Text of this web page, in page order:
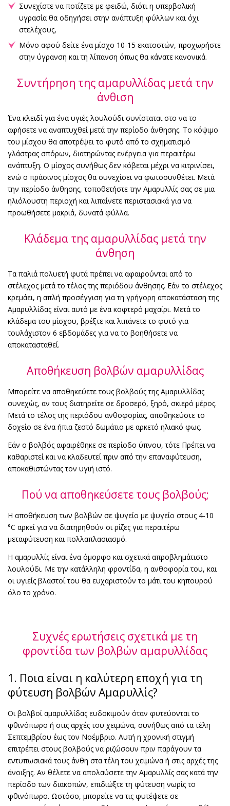
Συνεχίστε να ποτίζετε με φειδώ, διότι η υπερβολική
υγρασία θα οδηγήσει στην ανάπτυξη φύλλων και όχι
στελέχους,
Μόνο αφού δείτε ένα μίσχο 10-15 εκατοστών, προχωρήστε
στην ύγρανση και τη λίπανση όπως θα κάνατε κανονικά.
Συντήρηση της αμαρυλλίδας μετά την
άνθιση
Ένα κλειδί για ένα υγιές λουλούδι συνίσταται στο να το
αφήσετε να αναπτυχθεί μετά την περίοδο άνθησης. Το κόψιμο
του μίσχου θα αποτρέψει το φυτό από το σχηματισμό
γλάστρας σπόρων, διατηρώντας ενέργεια για περαιτέρω
ανάπτυξη. Ο μίσχος συνήθως δεν κόβεται μέχρι να κιτρινίσει,
ενώ ο πράσινος μίσχος θα συνεχίσει να φωτοσυνθέτει. Μετά
την περίοδο άνθησης, τοποθετήστε την Αμαρυλλίς σας σε μια
ηλιόλουστη περιοχή και λιπαίνετε περιστασιακά για να
προωθήσετε μακριά, δυνατά φύλλα.
Κλάδεμα της αμαρυλλίδας μετά την
άνθηση
Τα παλιά πολυετή φυτά πρέπει να αφαιρούνται από το
στέλεχος μετά το τέλος της περιόδου άνθησης. Εάν το στέλεχος
κρεμάει, η απλή προσέγγιση για τη γρήγορη αποκατάσταση της
Αμαρυλλίδας είναι αυτό με ένα κοφτερό μαχαίρι. Μετά το
κλάδεμα του μίσχου, βρέξτε και λιπάνετε το φυτό για
τουλάχιστον 6 εβδομάδες για να το βοηθήσετε να
αποκατασταθεί.
Αποθήκευση βολβών αμαρυλλίδας
Μπορείτε να αποθηκεύετε τους βολβούς της Αμαρυλλίδας
συνεχώς, αν τους διατηρείτε σε δροσερό, ξηρό, σκιερό μέρος.
Μετά το τέλος της περιόδου ανθοφορίας, αποθηκεύστε το
δοχείο σε ένα ήπια ζεστό δωμάτιο με αρκετό ηλιακό φως.
Εάν ο βολβός αφαιρέθηκε σε περίοδο ύπνου, τότε Πρέπει να
καθαριστεί και να κλαδευτεί πριν από την επαναφύτευση,
αποκαθιστώντας τον υγιή ιστό.
Πού να αποθηκεύσετε τους βολβούς;
Η αποθήκευση των βολβών σε ψυγείο με ψυγείο στους 4-10
°C αρκεί για να διατηρηθούν οι ρίζες για περαιτέρω
μεταφύτευση και πολλαπλασιασμό.
Η αμαρυλλίς είναι ένα όμορφο και σχετικά απροβλημάτιστο
λουλούδι. Με την κατάλληλη φροντίδα, η ανθοφορία του, και
οι υγιείς βλαστοί του θα ευχαριστούν το μάτι του κηπουρού
όλο το χρόνο.
Συχνές ερωτήσεις σχετικά με τη
φροντίδα των βολβών αμαρυλλίδας
1. Ποια είναι η καλύτερη εποχή για τη
φύτευση βολβών Αμαρυλλίς?
Οι βολβοί αμαρυλλίδας ευδοκιμούν όταν φυτεύονται το
φθινόπωρο ή στις αρχές του χειμώνα, συνήθως από τα τέλη
Σεπτεμβρίου έως τον Νοέμβριο. Αυτή η χρονική στιγμή
επιτρέπει στους βολβούς να ριζώσουν πριν παράγουν τα
εντυπωσιακά τους άνθη στα τέλη του χειμώνα ή στις αρχές της
άνοιξης. Αν θέλετε να απολαύσετε την Αμαρυλλίς σας κατά την
περίοδο των διακοπών, επιδιώξτε τη φύτευση νωρίς το
φθινόπωρο. Ωστόσο, μπορείτε να τις φυτέψετε σε